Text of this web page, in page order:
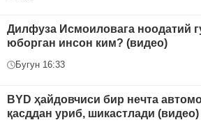
Дилфуза Исмоиловага ноодатий
юборган инсон ким? (видео)
Бугун 16:33
BYD ҳайдовчиси бир нечта
қасддан уриб, шикастлади (видео)